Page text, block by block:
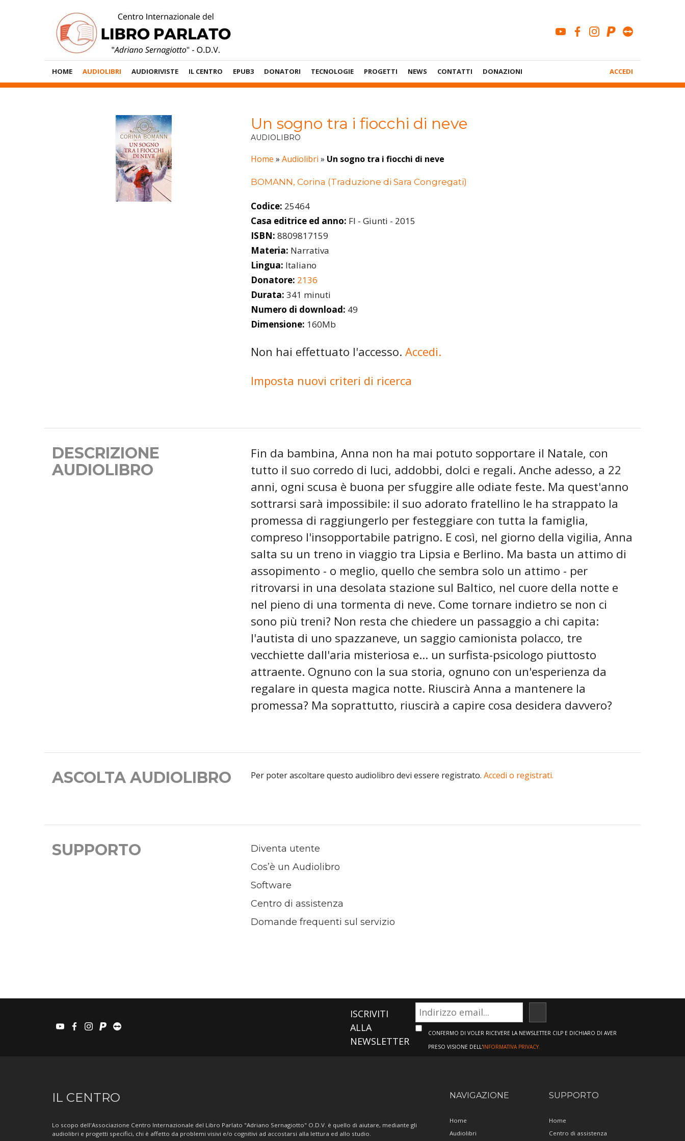
youtubefacebook
instagram
paypal
Menù
Principale
HOME AUDIOLIBRI AUDIORIVISTE IL CENTRO EPUB3 DONATORI TECNOLOGIE PROGETTI NEWS CONTATTI DONAZIONI
Account
ACCEDI
Un sogno tra i fiocchi di neve
AUDIOLIBRO
Home » Audiolibri » Un sogno tra i fiocchi di neve
BOMANN, Corina (Traduzione di Sara Congregati)
Codice: 25464
Casa editrice ed anno: FI - Giunti - 2015
ISBN: 8809817159
Materia: Narrativa
Lingua: Italiano
Donatore: 2136
Durata: 341 minuti
Numero di download: 49
Dimensione: 160Mb
Non hai effettuato l'accesso. Accedi.
Imposta nuovi criteri di ricerca
DESCRIZIONE
AUDIOLIBRO
Fin da bambina, Anna non ha mai potuto sopportare il Natale, con
tutto il suo corredo di luci, addobbi, dolci e regali. Anche adesso, a 22
anni, ogni scusa è buona per sfuggire alle odiate feste. Ma quest'anno
sottrarsi sarà impossibile: il suo adorato fratellino le ha strappato la
promessa di raggiungerlo per festeggiare con tutta la famiglia,
compreso l'insopportabile patrigno. E così, nel giorno della vigilia, Anna
salta su un treno in viaggio tra Lipsia e Berlino. Ma basta un attimo di
assopimento - o meglio, quello che sembra solo un attimo - per
ritrovarsi in una desolata stazione sul Baltico, nel cuore della notte e
nel pieno di una tormenta di neve. Come tornare indietro se non ci
sono più treni? Non resta che chiedere un passaggio a chi capita:
l'autista di uno spazzaneve, un saggio camionista polacco, tre
vecchiette dall'aria misteriosa e... un surfista-psicologo piuttosto
attraente. Ognuno con la sua storia, ognuno con un'esperienza da
regalare in questa magica notte. Riuscirà Anna a mantenere la
promessa? Ma soprattutto, riuscirà a capire cosa desidera davvero?
ASCOLTA AUDIOLIBRO Per poter ascoltare questo audiolibro devi essere registrato. Accedi o registrati.
SUPPORTO
Diventa utente
Cos’è un Audiolibro
Software
Centro di assistenza
Domande frequenti sul servizio
youtubefacebook
instagram
paypalteamviewer
ISCRIVITI
ALLA
NEWSLETTER
CONFERMO DI VOLER RICEVERE LA NEWSLETTER CILP E DICHIARO DI AVER
PRESO VISIONE DELL'INFORMATIVA PRIVACY.
Informazioni
IL CENTRO
Lo scopo dell'Associazione Centro Internazionale del Libro Parlato "Adriano Sernagiotto" O.D.V. è quello di aiutare, mediante gli
audiolibri e progetti specifici, chi è affetto da problemi visivi e/o cognitivi ad accostarsi alla lettura ed allo studio.
NAVIGAZIONE
Home
Audiolibri
SUPPORTO
Home
Centro di assistenza